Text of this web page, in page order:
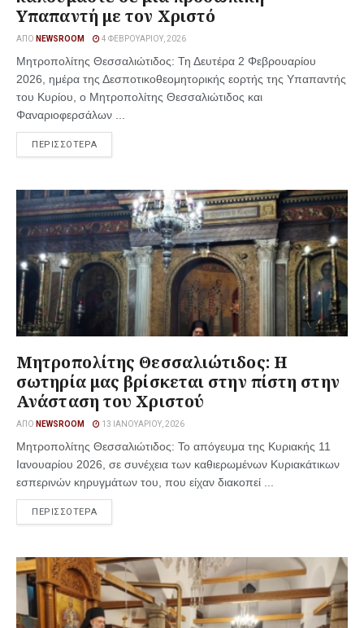
Υπαπαντή με τον Χριστό
ΑΠΌ NEWSROOM 4 ΦΕΒΡΟΥΑΡΊΟΥ, 2026
Μητροπολίτης Θεσσαλιώτιδος: Τη Δευτέρα 2 Φεβρουαρίου
2026, ημέρα της Δεσποτικοθεομητορικής εορτής της Υπαπαντής
του Κυρίου, ο Μητροπολίτης Θεσσαλιώτιδος και
Φαναριοφερσάλων ...
ΠΕΡΙΣΣΟΤΕΡΑ
Μητροπολίτης Θεσσαλιώτιδος: Η
σωτηρία μας βρίσκεται στην πίστη στην
Ανάσταση του Χριστού
ΑΠΌ NEWSROOM 13 ΙΑΝΟΥΑΡΊΟΥ, 2026
Μητροπολίτης Θεσσαλιώτιδος: Το απόγευμα της Κυριακής 11
Ιανουαρίου 2026, σε συνέχεια των καθιερωμένων Κυριακάτικων
εσπερινών κηρυγμάτων του, που είχαν διακοπεί ...
ΠΕΡΙΣΣΟΤΕΡΑ